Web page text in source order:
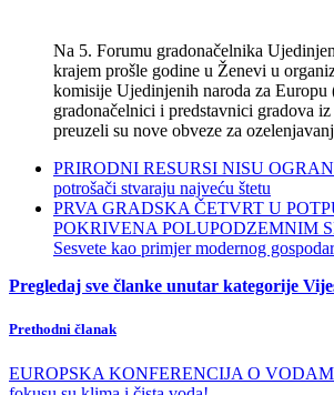
Na 5. Forumu gradonačelnika
krajem prošle godine u Ženevi u
komisije Ujedinjenih naroda za
gradonačelnici i predstavnici gradova
preuzeli su nove obveze za
PRIRODNI RESURSI NISU
potrošači stvaraju najveću štetu
PRVA GRADSKA ČETVRT U
POKRIVENA POLUPODZEMNIM
Sesvete kao primjer modernog
Pregledaj sve članke unutar kategorije
Prethodni članak
EUROPSKA KONFERENCIJA O